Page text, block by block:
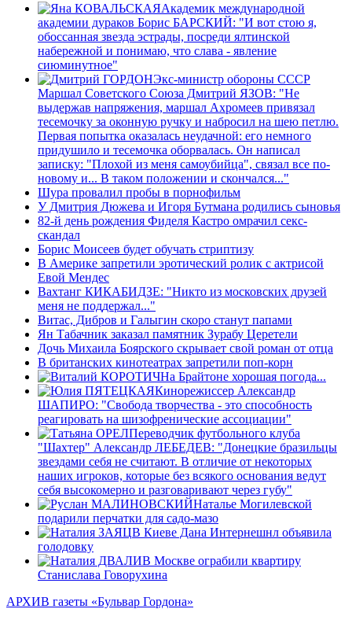
Академик международной
академии дураков Борис БАРСКИЙ: "И вот стою я,
обоссанная звезда эстрады, посреди ялтинской
набережной и понимаю, что слава - явление
сиюминутное"
Экс-министр обороны СССР
Маршал Советского Союза Дмитрий ЯЗОВ: "Не
выдержав напряжения, маршал Ахромеев привязал
тесемочку за оконную ручку и набросил на шею петлю.
Первая попытка оказалась неудачной: его немного
придушило и тесемочка оборвалась. Он написал
записку: "Плохой из меня самоубийца", связал все по-
новому и... В таком положении и скончался..."
Шура провалил пробы в порнофильм
У Дмитрия Дюжева и Игоря Бутмана родились сыновья
82-й день рождения Фиделя Кастро омрачил секс-
скандал
Борис Моисеев будет обучать стриптизу
В Америке запретили эротический ролик с актрисой
Евой Мендес
Вахтанг КИКАБИДЗЕ: "Никто из московских друзей
меня не поддержал..."
Витас, Дибров и Галыгин скоро станут папами
Ян Табачник заказал памятник Зурабу Церетели
Дочь Михаила Боярского скрывает свой роман от отца
В британских кинотеатрах запретили поп-корн
На Брайтоне хорошая погода...
Кинорежиссер Александр
ШАПИРО: "Свобода творчества - это способность
реагировать на шизофренические ассоциации"
Переводчик футбольного клуба
"Шахтер" Александр ЛЕБЕДЕВ: "Донецкие бразильцы
звездами себя не считают. В отличие от некоторых
наших игроков, которые без всякого основания ведут
себя высокомерно и разговаривают через губу"
Наталье Могилевской
подарили перчатки для садо-мазо
В Киеве Дана Интернешнл объявила
голодовку
В Москве ограбили квартиру
Станислава Говорухина
АРХИВ газеты «Бульвар Гордона»